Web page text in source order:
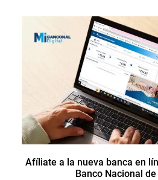
Afíliate a la nueva banca en
Banco Nacional